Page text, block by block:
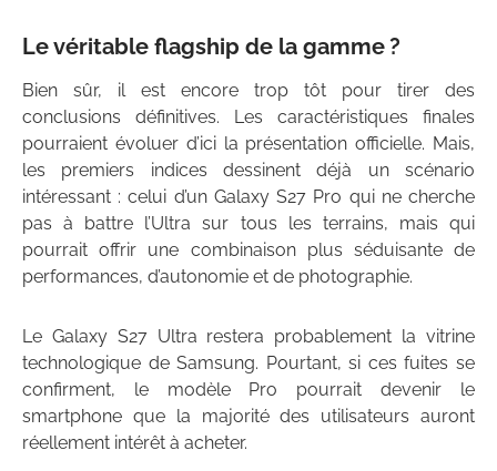
Le véritable flagship de la gamme ?
Bien sûr, il est encore trop tôt pour tirer des
conclusions définitives. Les caractéristiques finales
pourraient évoluer d’ici la présentation officielle. Mais,
les premiers indices dessinent déjà un scénario
intéressant : celui d’un Galaxy S27 Pro qui ne cherche
pas à battre l’Ultra sur tous les terrains, mais qui
pourrait offrir une combinaison plus séduisante de
performances, d’autonomie et de photographie.
Le Galaxy S27 Ultra restera probablement la vitrine
technologique de Samsung. Pourtant, si ces fuites se
confirment, le modèle Pro pourrait devenir le
smartphone que la majorité des utilisateurs auront
réellement intérêt à acheter.